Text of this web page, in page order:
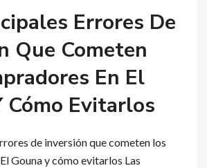
Errores De
Que Cometen
En El
Cómo Evitarlos
de inversión que cometen los
Gouna y cómo evitarlos Las